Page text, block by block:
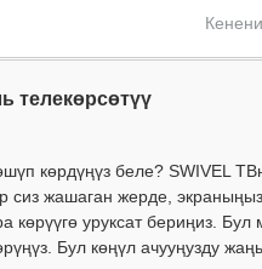
телекөрсөтүү
көрдүңүз беле? SWIVEL
сиз жашаган жерде,
көрүүгө уруксат бериңиз. Бул
Бул көңүл ачууңузду